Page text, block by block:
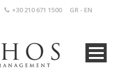
+30 210 671 1500 GR- EN